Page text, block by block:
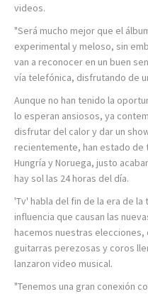
videos.
"Será mucho mejor que el
experimental y meloso, sin
van a reconocer en un buen
vía telefónica, disfrutando de
Aunque no han tenido la
lo esperan ansiosos, ya
disfrutar del calor y dar un
recientemente, han estado de
Hungría y Noruega, justo
hay sol las 24 horas del día.
'Tv' habla del fin de la era de
influencia que causan las
hacemos nuestras
guitarras perezosas y coros
lanzaron video musical.
"Tenemos una gran conexión